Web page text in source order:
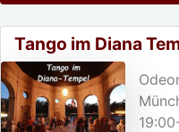
Tango im Diana